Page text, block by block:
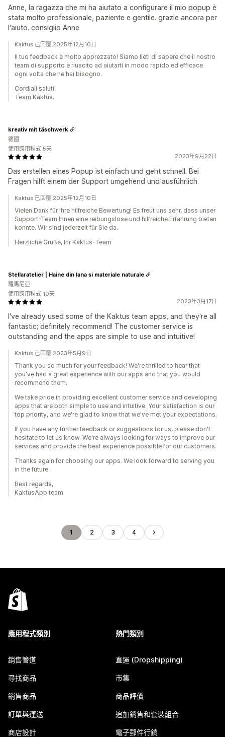
Anne, la ragazza che mi ha aiutato a configurare il mio popup è
stata molto professionale, paziente e gentile. grazie ancora per
l'aiuto. consiglio Anne
Kaktus 已回覆 2025年12月10日
Il tuo feedback è molto apprezzato! Siamo lieti di sapere che il nostro
team di supporto è riuscito ad aiutarti in modo rapido ed efficace
ogni volta che ne hai bisogno.
Cordiali saluti,
Team Kaktus.
2023年9月22日
Das erstellen eines Popup ist einfach und geht schnell. Bei
Fragen hilft einem der Support umgehend und ausführlich.
kreativ mit täschwerk
德國
使用應用程式 5天
Kaktus 已回覆 2025年12月10日
Vielen Dank für Ihre hilfreiche Bewertung! Es freut uns sehr, dass unser
Support-Team Ihnen eine reibungslose und hilfreiche Erfahrung bieten
konnte. Wir sind jederzeit für Sie da.
Herzliche Grüße, Ihr Kaktus-Team
2023年3月17日
I've already used some of the Kaktus team apps, and they're all
fantastic; definitely recommend! The customer service is
outstanding and the apps are simple to use and intuitive!
Stellaratelier | Haine din lana si materiale naturale
羅馬尼亞
使用應用程式 10天
Kaktus 已回覆 2023年5月9日
Thank you so much for your feedback! We're thrilled to hear that
you've had a great experience with our apps and that you would
recommend them.
We take pride in providing excellent customer service and developing
apps that are both simple to use and intuitive. Your satisfaction is our
top priority, and we're glad to know that we've met your expectations.
If you have any further feedback or suggestions for us, please don't
hesitate to let us know. We're always looking for ways to improve our
services and provide the best experience possible for our customers.
Thanks again for choosing our apps. We look forward to serving you
in the future.
Best regards,
KaktusApp team
1 2 3 4
應用程式類別
銷售管道
尋找商品
銷售商品
訂單與運送
商店設計
熱門類別
直運 (Dropshipping)
市集
商品評價
追加銷售和套裝組合
電子郵件行銷